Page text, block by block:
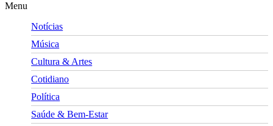
Menu
Notícias
Música
Cultura & Artes
Cotidiano
Política
Saúde & Bem-Estar